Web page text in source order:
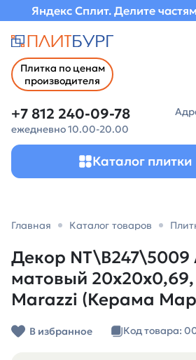
Яндекс Сплит. Делите
Плитка по ценам
производителя
+7 812 240-09-78
ежедневно 10.00-20.00
Каталог плитки
Главная Каталог товаров
Декор NT\B247\5009
матовый
Marazzi (Керама
В избранное Код товара: